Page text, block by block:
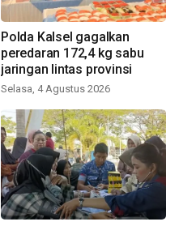
Polda Kalsel gagalkan
peredaran 172,4 kg sabu
jaringan lintas provinsi
Selasa, 4 Agustus 2026